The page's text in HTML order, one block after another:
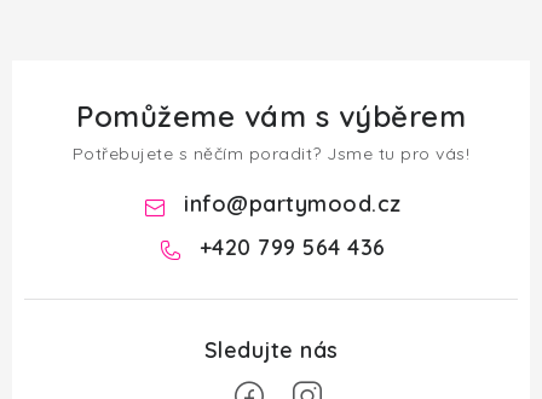
Pomůžeme vám s výběrem
Potřebujete s něčím poradit? Jsme tu pro vás!
info@partymood.cz
+420 799 564 436